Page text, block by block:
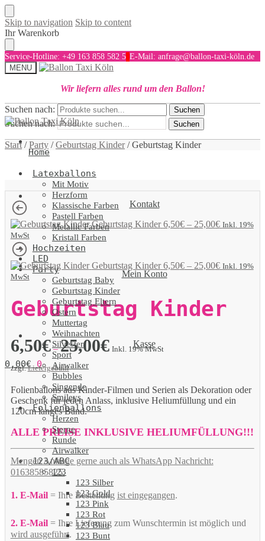
Skip to navigation Skip to content
Ihr Warenkorb
Service-Hotline: +49 163 858 582 5 E-Mail: anfrage@ballon-taxi-köln.de
MENU
Wir liefern alles rund um den Ballon!
Suchen nach: Suchen
Kontakt
Mein Konto
Kasse
0,00€ 0
Suchen nach: Suchen
Home
Latexballons
Mit Motiv
Herzform
Klassische Farben
Pastell Farben
Metallic Farben
Kristall Farben
Hochzeiten
LED
Party
Geburtstag Baby
Geburtstag Kinder
Geburtstag Eltern
Ostern
Muttertag
Weihnachten
Silvester
Sport
Airwalker
Bubbles
Singende
Smileys
Folienballons
Herzen
Sterne
Runde
Airwalker
123/ABC
123
123 Silber
123 Gold
123 Pink
123 Rot
123 Blau
123 Bunt
Start /Party /Geburtstag Kinder/Geburtstag Kinder
Geburtstag Kinder 6,50€– 25,00€ Inkl. 19%
MwSt
Geburtstag Kinder 6,50€– 25,00€ Inkl. 19%
MwSt
Geburtstag Kinder
6,50€–25,00€ Inkl. 19% MwSt
zzgl.Liefergebühr
Folienballons aus Kinder-Filmen und Serien als Dekoration oder
Geschenk für jeden Anlass, inklusive Heliumfüllung und ein
120cm langes Band.
ALLE PREISE INKLUSIVE HELIUMFÜLLUNG!!!
Mengen Anfrage gerne auch als WhatsApp Nachricht:
01638585825.
1. E-Mail= Ihre Bestellung ist eingegangen.
2. E-Mail= Ihre Lieferung zum Wunschtermin ist möglich und
wird ausgeführt.